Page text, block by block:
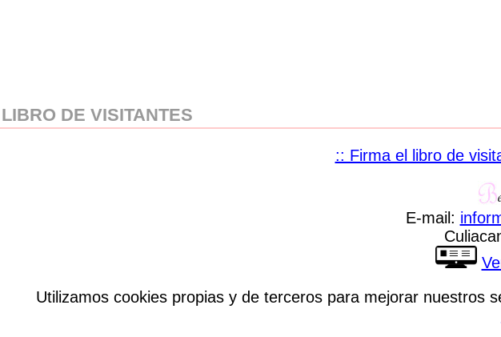
LIBRO DE VISITANTES
:: Firma el libro de
E-mail:
Utilizamos cookies propias y de terceros para mejorar nuestros